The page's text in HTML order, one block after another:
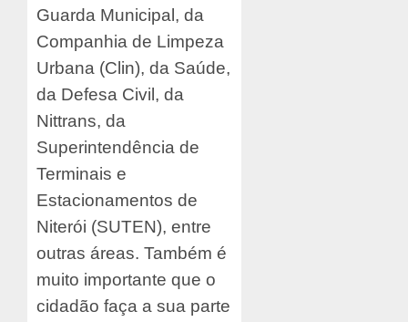
Guarda Municipal, da
Companhia de Limpeza
Urbana (Clin), da Saúde,
da Defesa Civil, da
Nittrans, da
Superintendência de
Terminais e
Estacionamentos de
Niterói (SUTEN), entre
outras áreas. Também é
muito importante que o
cidadão faça a sua parte